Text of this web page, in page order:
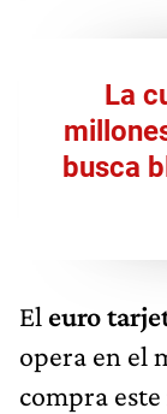
La
busca
El euro
opera en el
compra este